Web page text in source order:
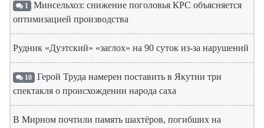
1 Минсельхоз: снижение поголовья КРС объясняется
оптимизацией производства
Рудник «Дуэтский» «заглох» на 90 суток из-за нарушений
10 Герой Труда намерен поставить в Якутии три
спектакля о происхождении народа саха
В Мирном почтили память шахтёров, погибших на